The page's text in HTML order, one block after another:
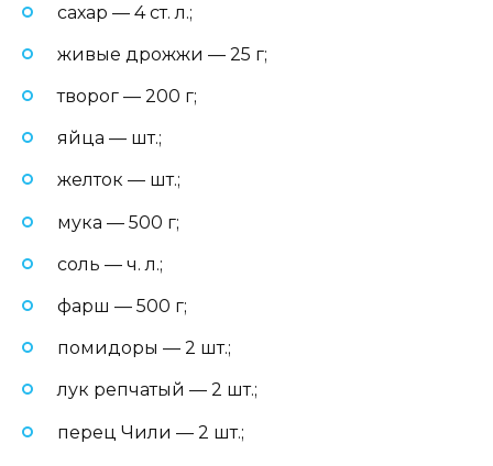
сахар — 4 ст. л.;
живые дрожжи — 25 г;
творог — 200 г;
яйца — шт.;
желток — шт.;
мука — 500 г;
соль — ч. л.;
фарш — 500 г;
помидоры — 2 шт.;
лук репчатый — 2 шт.;
перец Чили — 2 шт.;